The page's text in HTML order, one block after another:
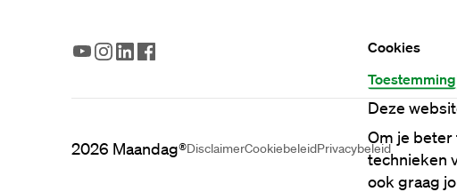
Cookies
Toestemming
Deze
Om je
technieken
ook graag
2026 Maandag®DisclaimerCookiebeleidPrivacybeleid